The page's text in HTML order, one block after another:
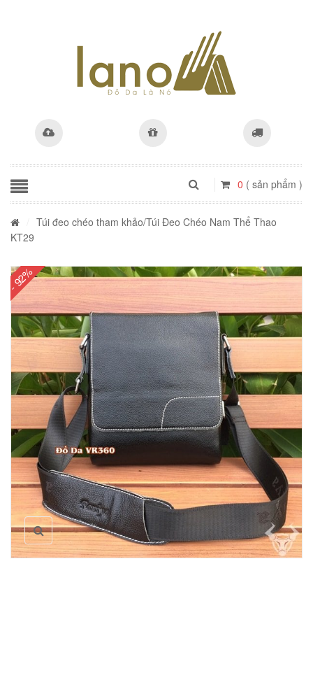
0 ( sản phẩm )
Túi đeo chéo tham khảo/Túi Đeo Chéo Nam Thể Thao
KT29
- 92%